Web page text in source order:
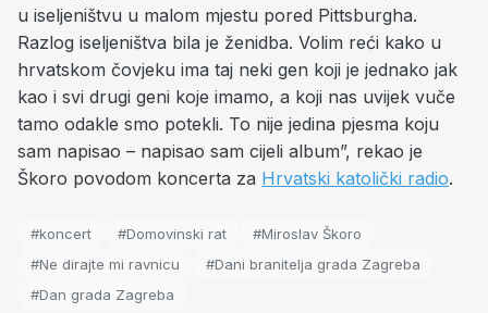
u iseljeništvu u malom mjestu pored Pittsburgha.
Razlog iseljeništva bila je ženidba. Volim reći kako u
hrvatskom čovjeku ima taj neki gen koji je jednako jak
kao i svi drugi geni koje imamo, a koji nas uvijek vuče
tamo odakle smo potekli. To nije jedina pjesma koju
sam napisao – napisao sam cijeli album”, rekao je
Škoro povodom koncerta za Hrvatski katolički radio.
#koncert #Domovinski rat
#Miroslav Škoro
#Ne dirajte mi ravnicu
#Dani branitelja grada Zagreba
#Dan grada Zagreba